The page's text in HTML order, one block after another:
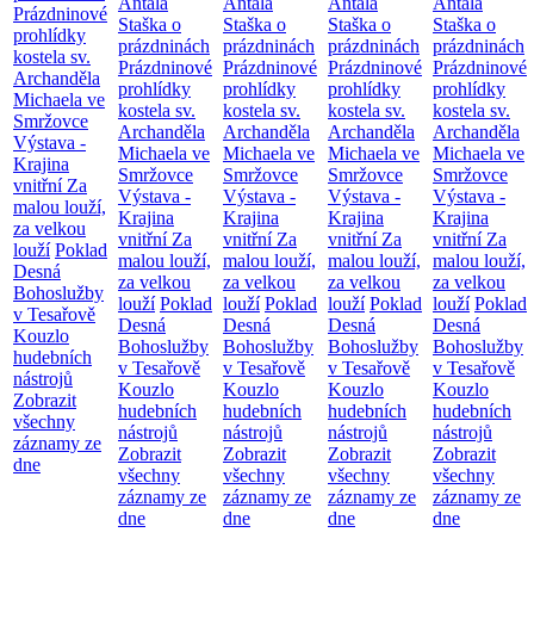
Prázdninové
prohlídky
kostela sv.
Archanděla
Michaela ve
Smržovce
Výstava -
Krajina
vnitřní Za
malou louží,
za velkou
louží Poklad
Desná
Bohoslužby
v Tesařově
Kouzlo
hudebních
nástrojů
Zobrazit
všechny
záznamy ze
dne
Staška o
prázdninách
Prázdninové
prohlídky
kostela sv.
Archanděla
Michaela ve
Smržovce
Výstava -
Krajina
vnitřní Za
malou louží,
za velkou
louží Poklad
Desná
Bohoslužby
v Tesařově
Kouzlo
hudebních
nástrojů
Zobrazit
všechny
záznamy ze
dne
Staška o
prázdninách
Prázdninové
prohlídky
kostela sv.
Archanděla
Michaela ve
Smržovce
Výstava -
Krajina
vnitřní Za
malou louží,
za velkou
louží Poklad
Desná
Bohoslužby
v Tesařově
Kouzlo
hudebních
nástrojů
Zobrazit
všechny
záznamy ze
dne
Staška o
prázdninách
Prázdninové
prohlídky
kostela sv.
Archanděla
Michaela ve
Smržovce
Výstava -
Krajina
vnitřní Za
malou louží,
za velkou
louží Poklad
Desná
Bohoslužby
v Tesařově
Kouzlo
hudebních
nástrojů
Zobrazit
všechny
záznamy ze
dne
Staška o
prázdninách
Prázdninové
prohlídky
kostela sv.
Archanděla
Michaela ve
Smržovce
Výstava -
Krajina
vnitřní Za
malou louží,
za velkou
louží Poklad
Desná
Bohoslužby
v Tesařově
Kouzlo
hudebních
nástrojů
Zobrazit
všechny
záznamy ze
dne